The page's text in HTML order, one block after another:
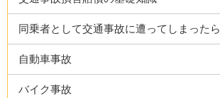
同乗者として交通事故に遭ってしまったら
自動車事故
バイク事故